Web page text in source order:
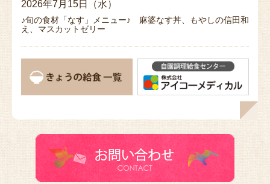
2026年7月15日（水）
♪旬の食材「なす」メニュー♪ 麻婆なす丼、もやしの信田和
え、マスカットゼリー